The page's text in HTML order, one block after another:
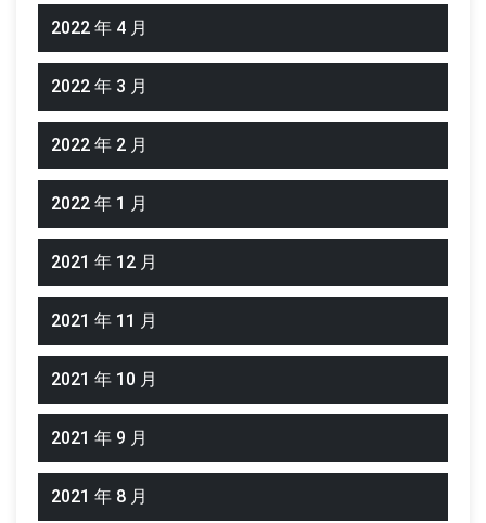
2022 年 4 月
2022 年 3 月
2022 年 2 月
2022 年 1 月
2021 年 12 月
2021 年 11 月
2021 年 10 月
2021 年 9 月
2021 年 8 月